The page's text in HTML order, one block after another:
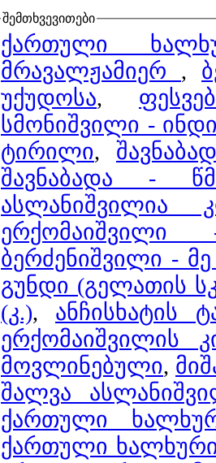
შემთხვევითები
ქართული
მრავალჟამიერ ,
უქუდოსა,
სმონიშვილი -
ტირილი,
შავნაბადა -
ერქომაიშვილი
ბერძენიშვილი -
გუნდი (გელათის
(კ.), ანჩისხატის
ერქომაიშვილის
მოვლინებული,
შალვა
ქართული
ქართული